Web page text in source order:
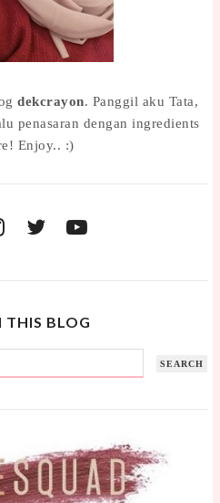
dekcrayon. Panggil aku Tata,
penasaran dengan ingredients
Enjoy.. :)
THIS BLOG